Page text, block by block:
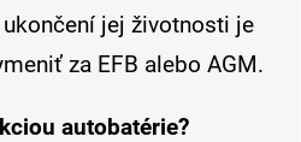
jej životnosti je
za EFB alebo AGM.
autobatérie?